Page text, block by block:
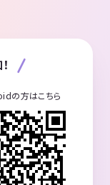
の方はこちら